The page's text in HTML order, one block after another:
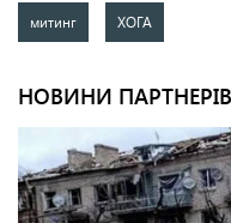
митинг ХОГА